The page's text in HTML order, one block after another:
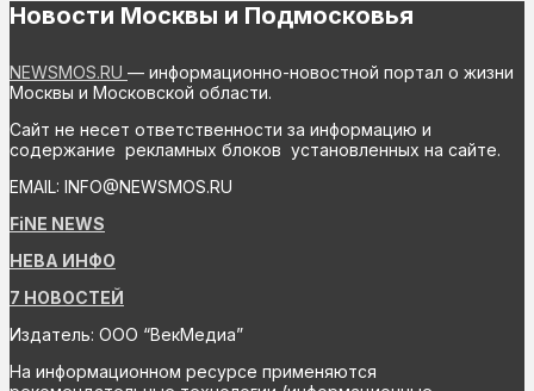
Новости Москвы и Подмосковья
NEWSMOS.RU — информационно-новостной портал о жизни
Москвы и Московской области.
Сайт не несет ответственности за информацию и
содержание рекламных блоков установленных на сайте.
EMAIL: INFO@NEWSMOS.RU
FiNE NEWS
НЕВА ИНФО
7 НОВОСТЕЙ
Издатель: ООО “ВекМедиа”
На информационном ресурсе применяются